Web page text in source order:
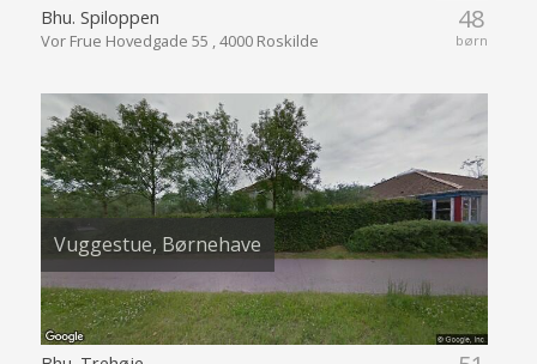
48
børn
Bhu. Spiloppen
Vor Frue Hovedgade 55 , 4000 Roskilde
Vuggestue, Børnehave